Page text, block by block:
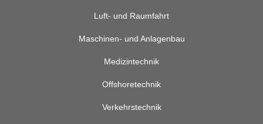
Luft- und Raumfahrt
Maschinen- und Anlagenbau
Medizintechnik
Offshoretechnik
Verkehrstechnik